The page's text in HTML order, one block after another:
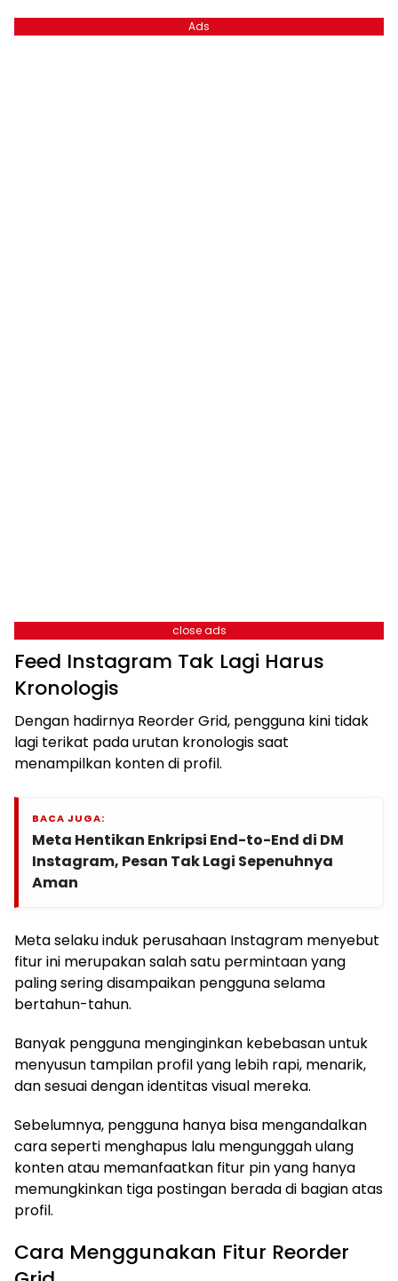
Ads
close ads
Feed Instagram Tak Lagi Harus
Kronologis
Dengan hadirnya Reorder Grid, pengguna kini tidak
lagi terikat pada urutan kronologis saat
menampilkan konten di profil.
BACA JUGA:
Meta Hentikan Enkripsi End-to-End di DM
Instagram, Pesan Tak Lagi Sepenuhnya
Aman
Meta selaku induk perusahaan Instagram menyebut
fitur ini merupakan salah satu permintaan yang
paling sering disampaikan pengguna selama
bertahun-tahun.
Banyak pengguna menginginkan kebebasan untuk
menyusun tampilan profil yang lebih rapi, menarik,
dan sesuai dengan identitas visual mereka.
Sebelumnya, pengguna hanya bisa mengandalkan
cara seperti menghapus lalu mengunggah ulang
konten atau memanfaatkan fitur pin yang hanya
memungkinkan tiga postingan berada di bagian atas
profil.
Cara Menggunakan Fitur Reorder